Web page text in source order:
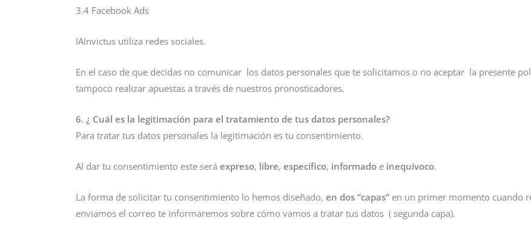
3.4 Facebook Ads
IAInvictus utiliza redes sociales.
En el caso de que decidas no comunicar los datos personales que te solicitamos o no aceptar la presente
tampoco realizar apuestas a través de nuestros pronosticadores.
6. ¿ Cuál es la legitimación para el tratamiento de tus datos personales?
Para tratar tus datos personales la legitimación es tu consentimiento.
Al dar tu consentimiento este seráexpreso, libre,específico, informado e inequívoco.
La forma de solicitar tu consentimiento lo hemos diseñado,en dos “capas” en un primer momento cuando
enviamos el correo te informaremos sobre cómo vamos a tratar tus datos ( segunda capa).